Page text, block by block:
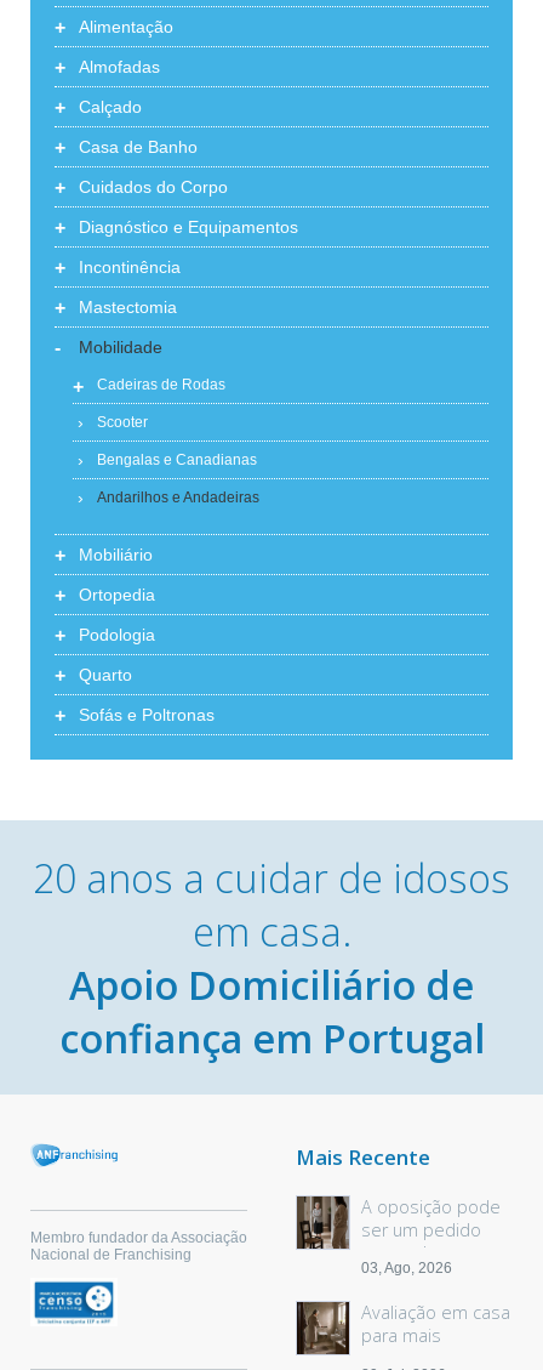
+ Alimentação
+ Almofadas
+ Calçado
+ Casa de Banho
+ Cuidados do Corpo
+ Diagnóstico e Equipamentos
+ Incontinência
+ Mastectomia
- Mobilidade
+ Cadeiras de Rodas
Scooter
Bengalas e Canadianas
Andarilhos e Andadeiras
+ Mobiliário
+ Ortopedia
+ Podologia
+ Quarto
+ Sofás e Poltronas
20 anos a cuidar de idosos
em casa.
Apoio Domiciliário de
confiança em Portugal
Membro fundador da Associação
Nacional de Franchising
Mais Recente
A oposição pode
ser um pedido
sem palavras
03, Ago, 2026
Avaliação em casa
para mais